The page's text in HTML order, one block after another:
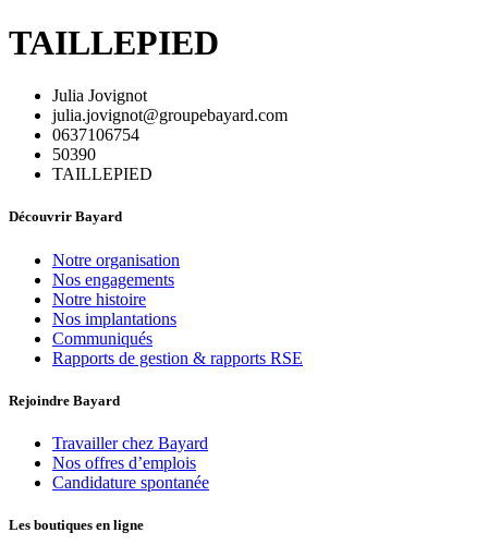
TAILLEPIED
Julia Jovignot
julia.jovignot@groupebayard.com
0637106754
50390
TAILLEPIED
Découvrir Bayard
Notre organisation
Nos engagements
Notre histoire
Nos implantations
Communiqués
Rapports de gestion & rapports RSE
Rejoindre Bayard
Travailler chez Bayard
Nos offres d’emplois
Candidature spontanée
Les boutiques en ligne